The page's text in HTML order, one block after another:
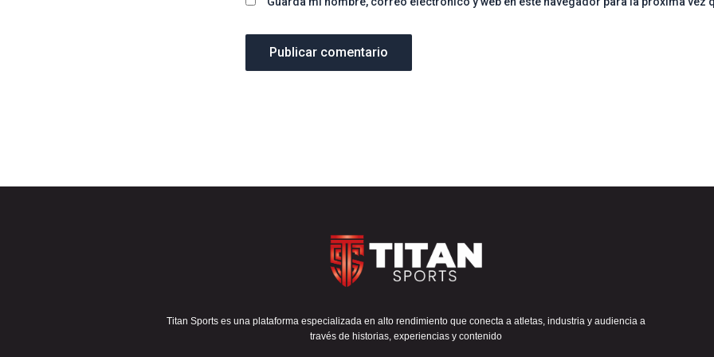
Titan Sports es una plataforma especializada en alto rendimiento que conecta a atletas, industria y audiencia a
través de historias, experiencias y contenido